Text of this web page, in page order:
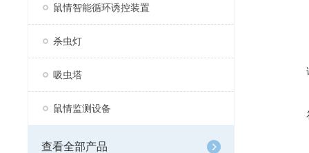
鼠情智能循环诱控装置
杀虫灯
吸虫塔
鼠情监测设备
查看全部产品